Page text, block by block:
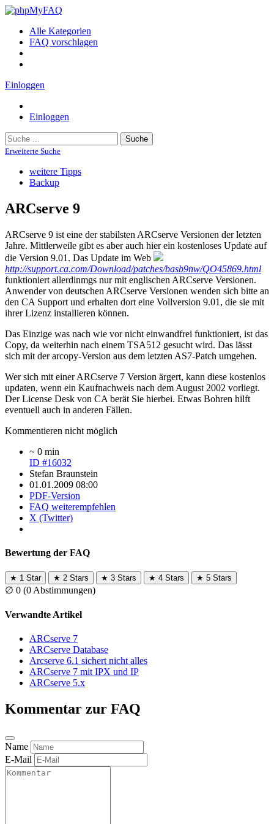
Alle Kategorien
FAQ vorschlagen
Einloggen
Einloggen
Suche
Erweiterte Suche
weitere Tipps
Backup
ARCserve 9
ARCserve 9 ist eine der stabilsten ARCserve Versionen der letzten
Jahre. Mittlerweile gibt es aber auch hier ein kostenloses Update auf
die Version 9.01. Das Update im Web
http://support.ca.com/Download/patches/basb9nw/QO45869.html
funktioniert allerdinmgs nur mit englischen ARCserve Versionen.
Anwender von deutschen ARCserve Versionen wenden sich bitte an
den CA Support und erhalten dort eine Vollversion 9.01, die sie mit
ihrer Lizenz installieren können.
Das Einzige was nach wie vor nicht einwandfrei funktioniert, ist das
Copy, da weiterhin nach einem TSA512 gesucht wird. Das lässt
sich mit der arcopy-Version aus dem letzten AS7-Patch umgehen.
Wer sich mit einer ARCserve 7 Version ärgert, kann diese kostenlos
updaten, wenn ein Kaufnachweis nach dem August 2002 vorliegt.
Der License Desk von CA berät Sie hierbei. Etwas Bohren hilft
eventuell auch in anderen Fällen.
Kommentieren nicht möglich
~ 0 min
ID #16032
Stefan Braunstein
01.01.2009 08:00
PDF-Version
FAQ weiterempfehlen
X (Twitter)
Bewertung der FAQ
★ 1 Star ★ 2 Stars ★ 3 Stars ★ 4 Stars ★ 5 Stars
∅ 0 (0 Abstimmungen)
Verwandte Artikel
ARCserve 7
ARCserve Database
Arcserve 6.1 sichert nicht alles
ARCserve 7 mit IPX und IP
ARCserve 5.x
Kommentar zur FAQ
Name
E-Mail